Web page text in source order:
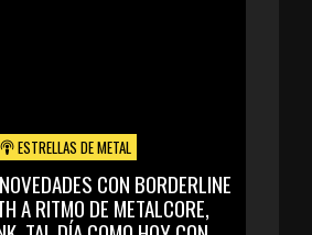
ESTRELLAS DE METAL
CON BORDERLINE
A RITMO DE METALCORE,